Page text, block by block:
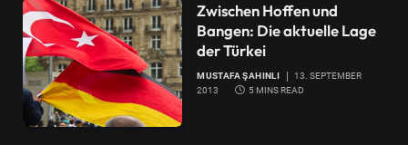
Zwischen Hoffen und
Bangen: Die aktuelle Lage
der Türkei
MUSTAFA ŞAHINLI
13. SEPTEMBER
2013
5 MINS READ